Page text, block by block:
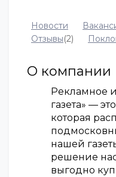
Новости
Отзывы(2)
О компании
Рекламное
газета» —
которая
нашей
решение
выгодно